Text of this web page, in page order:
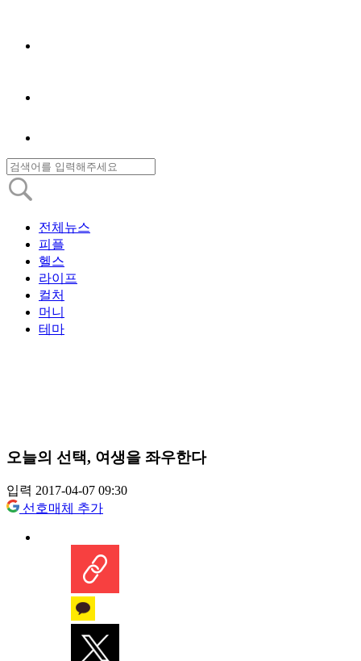
전체뉴스
피플
헬스
라이프
컬처
머니
테마
오늘의 선택, 여생을 좌우한다
입력 2017-04-07 09:30
선호매체 추가